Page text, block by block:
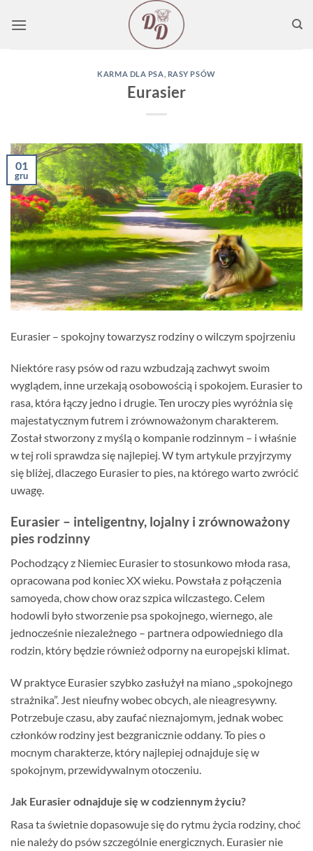
KARMA DLA PSA RASY PSÓW
Eurasier
01
gru
Eurasier – spokojny towarzysz rodziny o wilczym spojrzeniu
Niektóre rasy psów od razu wzbudzają zachwyt swoim
wyglądem, inne urzekają osobowością i spokojem. Eurasier to
rasa, która łączy jedno i drugie. Ten uroczy pies wyróżnia się
majestatycznym futrem i zrównoważonym charakterem.
Został stworzony z myślą o kompanie rodzinnym – i właśnie
w tej roli sprawdza się najlepiej. W tym artykule przyjrzymy
się bliżej, dlaczego Eurasier to pies, na którego warto zwrócić
uwagę.
Eurasier – inteligentny, lojalny i zrównoważony
pies rodzinny
Pochodzący z Niemiec Eurasier to stosunkowo młoda rasa,
opracowana pod koniec XX wieku. Powstała z połączenia
samoyeda, chow chow oraz szpica wilczastego. Celem
hodowli było stworzenie psa spokojnego, wiernego, ale
jednocześnie niezależnego – partnera odpowiedniego dla
rodzin, który będzie również odporny na europejski klimat.
W praktyce Eurasier szybko zasłużył na miano „spokojnego
strażnika”. Jest nieufny wobec obcych, ale nieagresywny.
Potrzebuje czasu, aby zaufać nieznajomym, jednak wobec
członków rodziny jest bezgranicznie oddany. To pies o
mocnym charakterze, który najlepiej odnajduje się w
spokojnym, przewidywalnym otoczeniu.
Jak Eurasier odnajduje się w codziennym życiu?
Rasa ta świetnie dopasowuje się do rytmu życia rodziny, choć
nie należy do psów szczególnie energicznych. Eurasier nie